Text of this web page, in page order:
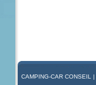
CAMPING-CAR CONSEIL |